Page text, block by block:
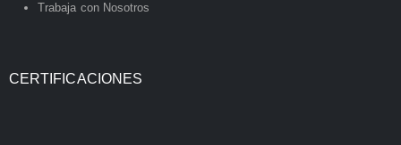
Trabaja con Nosotros
CERTIFICACIONES